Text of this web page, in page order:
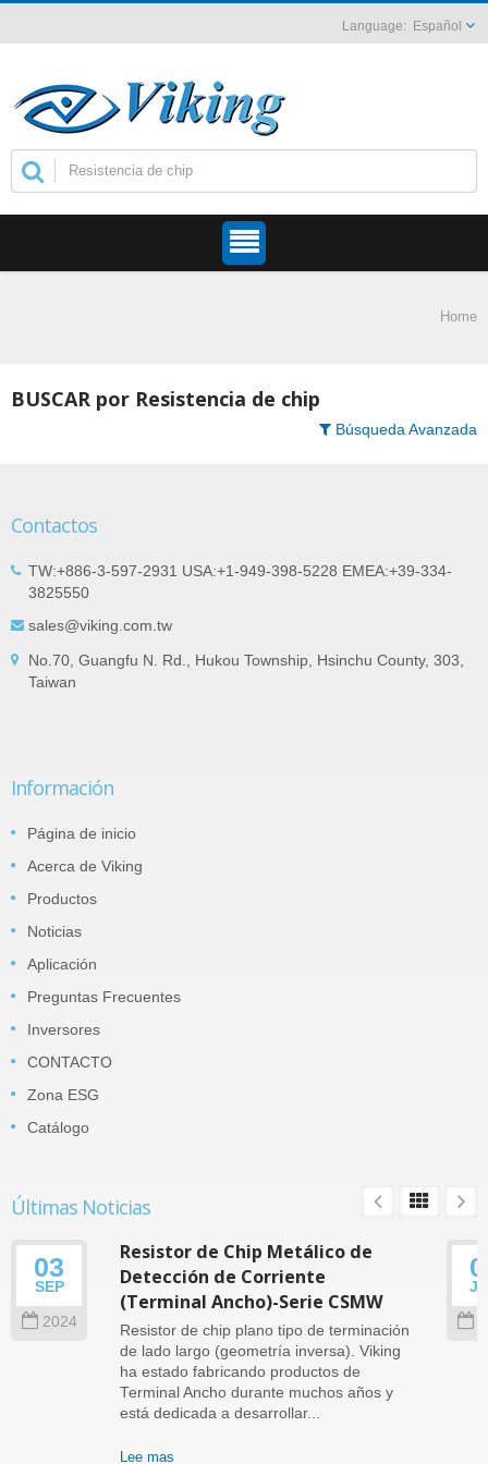
Español
Home
BUSCAR por Resistencia de chip
Búsqueda Avanzada
Contactos
TW:+886-3-597-2931 USA:+1-949-398-5228 EMEA:+39-334-
3825550
sales@viking.com.tw
No.70, Guangfu N. Rd., Hukou Township, Hsinchu County, 303,
Taiwan
Información
Página de inicio
Acerca de Viking
Productos
Noticias
Aplicación
Preguntas Frecuentes
Inversores
CONTACTO
Zona ESG
Catálogo
Últimas Noticias
03
SEP
2024
Resistor de Chip Metálico de
Detección de Corriente
(Terminal Ancho)-Serie CSMW
Resistor de chip plano tipo de terminación
de lado largo (geometría inversa). Viking
ha estado fabricando productos de
Terminal Ancho durante muchos años y
está dedicada a desarrollar...
Lee mas